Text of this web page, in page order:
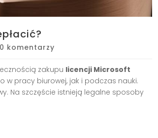
0 komentarzy
zakupu licencji Microsoft
w pracy biurowej, jak i podczas nauki.
Na szczęście istnieją legalne sposoby